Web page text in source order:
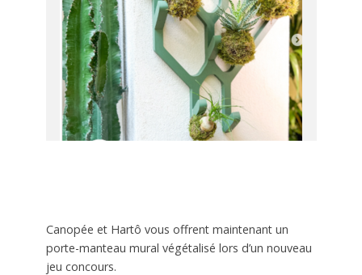
Canopée et Hartô vous offrent maintenant un
porte-manteau mural végétalisé lors d’un nouveau
jeu concours.